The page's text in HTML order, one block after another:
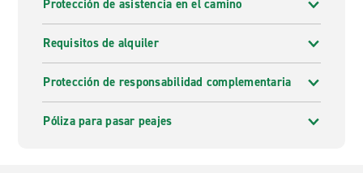
Protección de asistencia en el camino
Requisitos de alquiler
Protección de responsabilidad complementaria
Póliza para pasar peajes